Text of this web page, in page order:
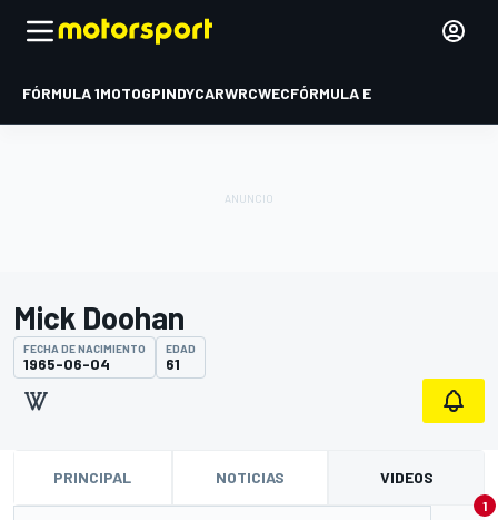
FÓRMULA 1MOTOGPINDYCARWRCWECFÓRMULA E
Mick Doohan
FECHA DE NACIMIENTO
1965-06-04
EDAD
61
PRINCIPAL NOTICIAS VIDEOS
1